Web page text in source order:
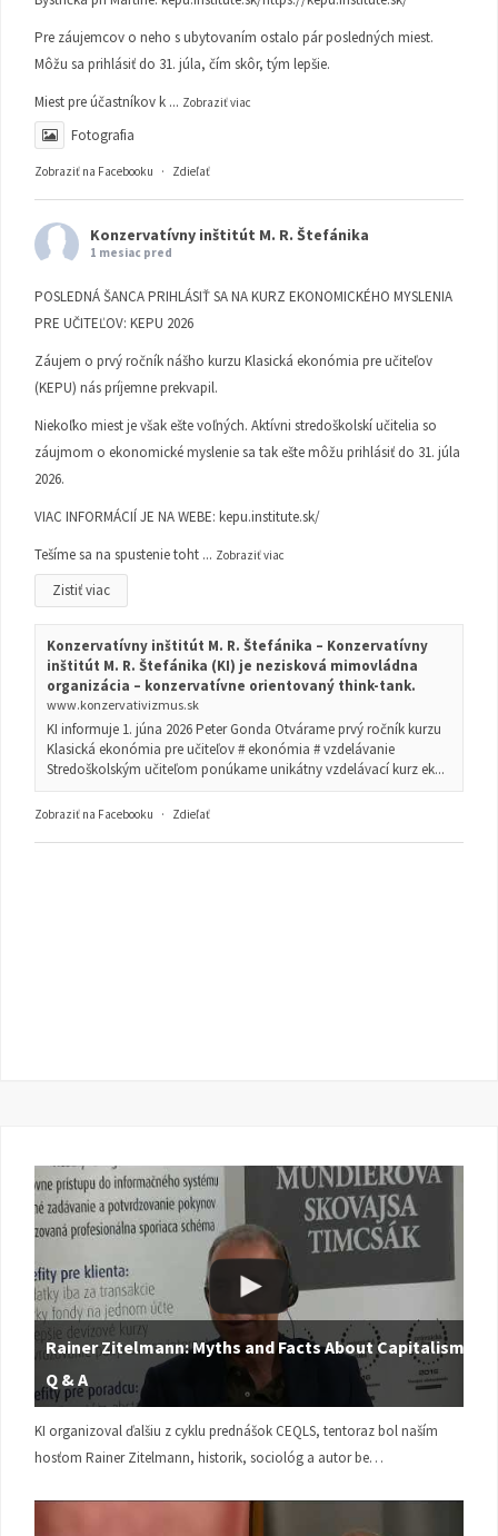
Pre záujemcov o neho s ubytovaním ostalo pár posledných miest.
Môžu sa prihlásiť do 31. júla, čím skôr, tým lepšie.
Miest pre účastníkov k ... Zobraziť viac
Fotografia
Zobraziť na Facebooku · Zdieľať
Konzervatívny inštitút M. R. Štefánika
1 mesiac pred
POSLEDNÁ ŠANCA PRIHLÁSIŤ SA NA KURZ EKONOMICKÉHO MYSLENIA
PRE UČITEĽOV: KEPU 2026
Záujem o prvý ročník nášho kurzu Klasická ekonómia pre učiteľov
(KEPU) nás príjemne prekvapil.
Niekoľko miest je však ešte voľných. Aktívni stredoškolskí učitelia so
záujmom o ekonomické myslenie sa tak ešte môžu prihlásiť do 31. júla
2026.
VIAC INFORMÁCIÍ JE NA WEBE: kepu.institute.sk/
Tešíme sa na spustenie toht ... Zobraziť viac
Zistiť viac
Konzervatívny inštitút M. R. Štefánika – Konzervatívny
inštitút M. R. Štefánika (KI) je nezisková mimovládna
organizácia – konzervatívne orientovaný think-tank.
www.konzervativizmus.sk
KI informuje 1. júna 2026 Peter Gonda Otvárame prvý ročník kurzu
Klasická ekonómia pre učiteľov # ekonómia # vzdelávanie
Stredoškolským učiteľom ponúkame unikátny vzdelávací kurz ek...
Zobraziť na Facebooku · Zdieľať
Rainer Zitelmann: Myths and Facts About Capitalism |
Q & A
KI organizoval ďalšiu z cyklu prednášok CEQLS, tentoraz bol naším
hosťom Rainer Zitelmann, historik, sociológ a autor be…